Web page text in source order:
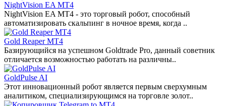
NightVision EA MT4
NightVision EA MT4 - это торговый робот, способный
автоматизировать скальпинг в ночное время, когда ..
Gold Reaper MT4
Базирующийся на успешном Goldtrade Pro, данный советник
отличается возможностью работать на различны..
GoldPulse AI
Этот инновационный робот является первым сверхумным
аналитиком, специализирующимся на торговле золот..